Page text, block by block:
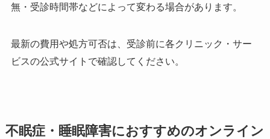
無・受診時間帯などによって変わる場合があります。
最新の費用や処方可否は、受診前に各クリニック・サー
ビスの公式サイトで確認してください。
不眠症・睡眠障害におすすめのオンライン